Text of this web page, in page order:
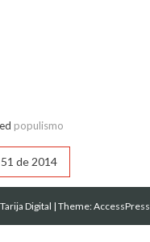
populismo
de 2014
Digital |Theme: